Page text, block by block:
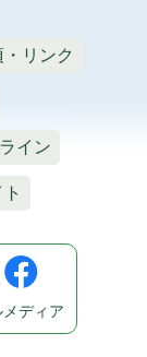
リンク
イン
ディア